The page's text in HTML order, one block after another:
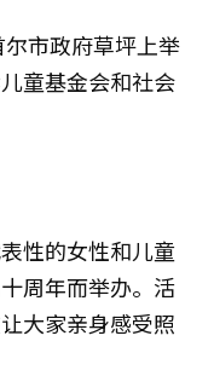
市政府草坪上举
童基金会和社会
性的女性和儿童
周年而举办。活
大家亲身感受照